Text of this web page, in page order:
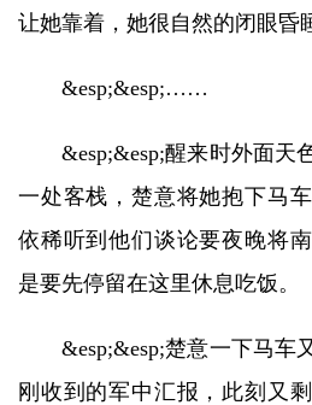
让她靠着，她很自然的闭眼昏
&esp;&esp;……
&esp;&esp;醒来时外面天
一处客栈，楚意将她抱下马
依稀听到他们谈论要夜晚将
是要先停留在这里休息吃饭。
&esp;&esp;楚意一下马车
刚收到的军中汇报，此刻又